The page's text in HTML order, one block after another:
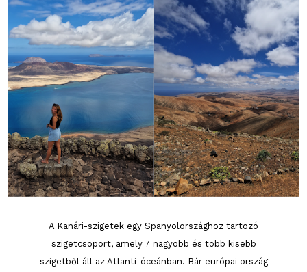
A Kanári-szigetek egy Spanyolországhoz tartozó
szigetcsoport, amely 7 nagyobb és több kisebb
szigetből áll az Atlanti-óceánban. Bár európai ország